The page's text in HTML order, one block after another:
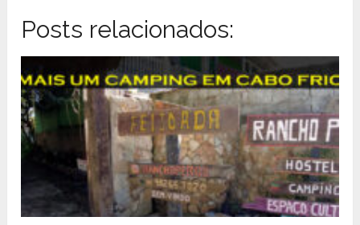
Posts relacionados: